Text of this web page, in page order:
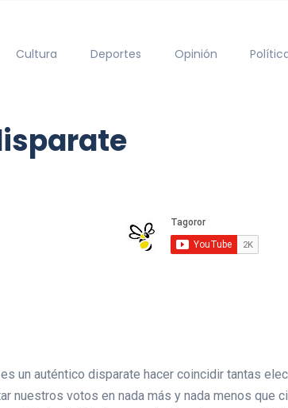
Cultura Deportes Opinión
un auténtico disparate hacer coincidir tantas
votos en nada más y nada menos que